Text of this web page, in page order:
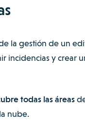
la gestión de un
incidencias y crear
todas las áreas
nube.